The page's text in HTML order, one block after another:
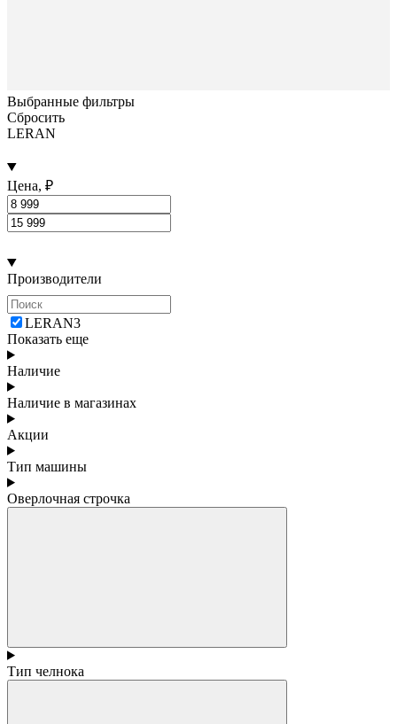
Выбранные фильтры
Сбросить
LERAN
Цена, ₽
Производители
LERAN3
Показать еще
Наличие
Наличие в магазинах
Акции
Тип машины
Оверлочная строчка
Тип челнока